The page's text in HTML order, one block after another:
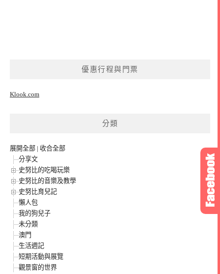
優惠行程與門票
Klook.com
分類
展開全部 | 收合全部
分享文
史努比的吃喝玩樂
史努比的音樂及教學
史努比育兒記
懶人包
我的狗兒子
未分類
澳門
生活週記
短期活動與展覽
觀景窗的世界